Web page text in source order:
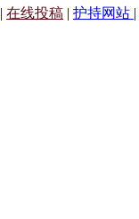
| 在线投稿 | 护持网站 |